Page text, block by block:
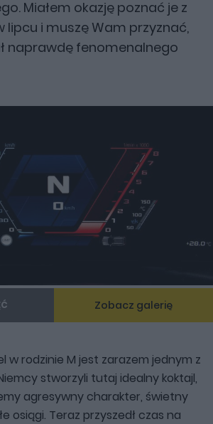
Miałem okazję poznać je z
lipcu i muszę Wam przyznać,
naprawdę fenomenalnego
Zobacz galerię
w rodzinie M jest zarazem jednym z
stworzyli tutaj idealny koktajl,
agresywny charakter, świetny
osiągi. Teraz przyszedł czas na